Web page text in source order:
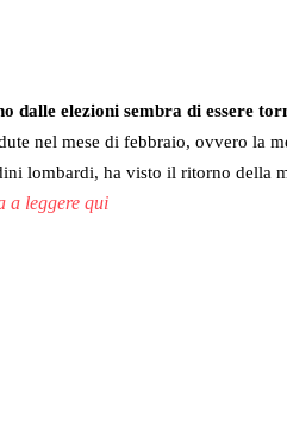
dalle elezioni sembra di essere
nel mese di febbraio, ovvero la
lombardi, ha visto il ritorno della
a leggere qui